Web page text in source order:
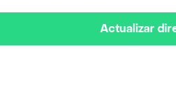
Actualizar